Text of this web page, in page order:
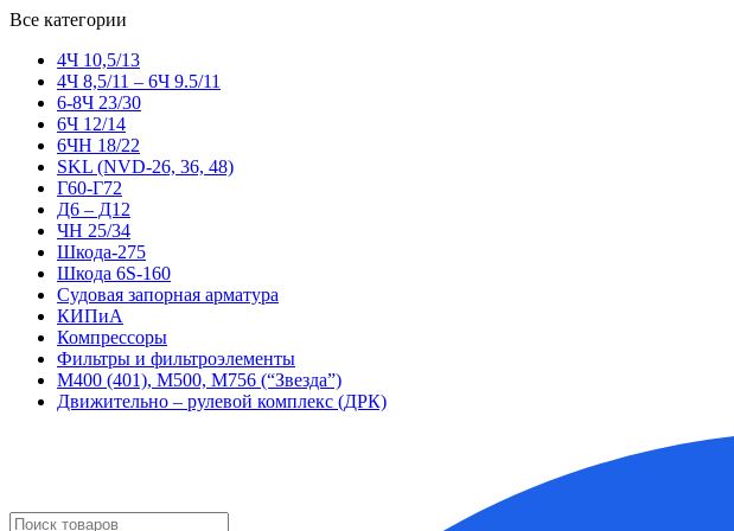
Все категории
4Ч 10,5/13
4Ч 8,5/11 – 6Ч 9.5/11
6-8Ч 23/30
6Ч 12/14
6ЧН 18/22
SKL (NVD-26, 36, 48)
Г60-Г72
Д6 – Д12
ЧН 25/34
Шкода-275
Шкода 6S-160
Судовая запорная арматура
КИПиА
Компрессоры
Фильтры и фильтроэлементы
М400 (401), М500, М756 (“Звезда”)
Движительно – рулевой комплекс (ДРК)